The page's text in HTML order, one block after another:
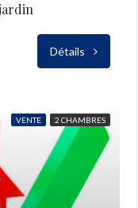
Détails
VENTE 2 CHAMBRES